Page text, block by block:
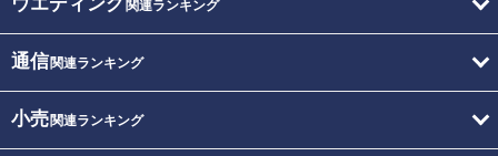
関連ランキング
通信関連ランキング
小売関連ランキング